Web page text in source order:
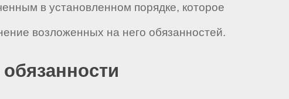
в установленном порядке, которое
возложенных на него обязанностей.